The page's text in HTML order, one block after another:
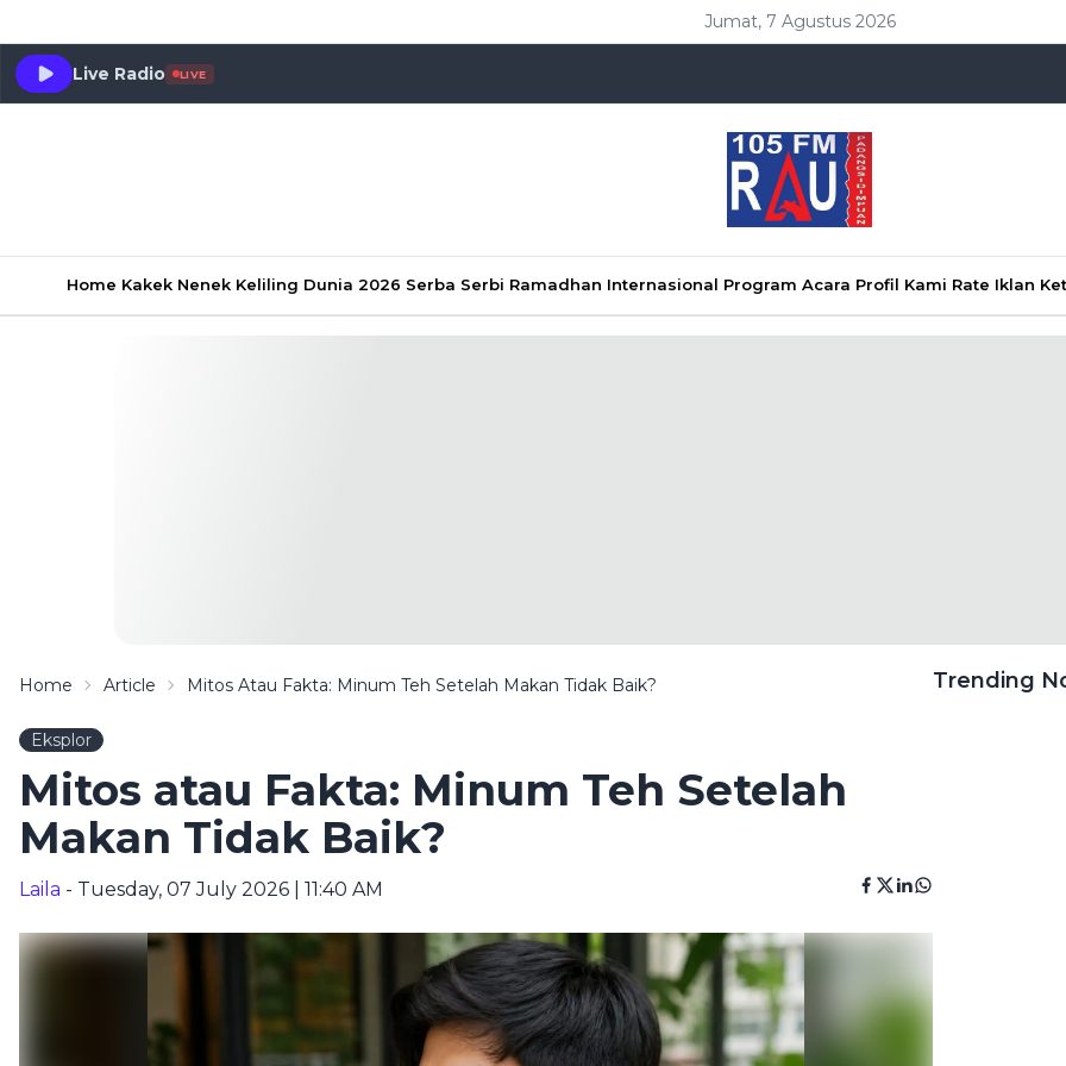
Jumat, 7 Agustus 2026
Live Radio LIVE
Home Kakek Nenek Keliling Dunia 2026 Serba Serbi Ramadhan Internasional Program Acara Profil Kami Rate Iklan
Home Article Mitos Atau Fakta: Minum Teh Setelah Makan Tidak Baik?
Eksplor
Mitos atau Fakta: Minum Teh Setelah
Makan Tidak Baik?
Laila - Tuesday, 07 July 2026 | 11:40 AM
Trending